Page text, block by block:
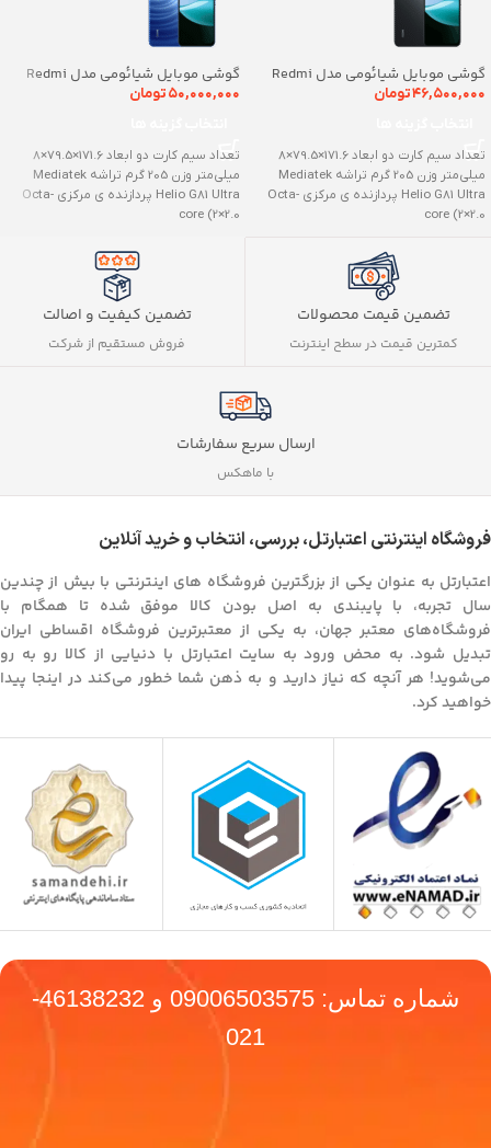
گوشی موبایل شیائومی مدل Redmi
۴۶,۵۰۰,۰۰۰تومان
تعداد سیم کارت دو ابعاد 171.6×79.5×8
میلی‌متر وزن 205 گرم تراشه Mediatek
Helio G81 Ultra پردازنده ‌ی مرکزی Octa-
core (2×2.0
گوشی موبایل شیائومی مدل Redmi
۵۰,۰۰۰,۰۰۰تومان
تعداد سیم کارت دو ابعاد 171.6×79.5×8
میلی‌متر وزن 205 گرم تراشه Mediatek
Helio G81 Ultra پردازنده ‌ی مرکزی Octa-
core (2×2.0
تضمین قیمت محصولات
کمترین قیمت در سطح اینترنت
تضمین کیفیت و اصالت
فروش مستقیم از شرکت
ارسال سریع سفارشات
با ماهکس
فروشگاه اینترنتی اعتبارتل، بررسی، انتخاب و خرید آنلاین
اعتبارتل به عنوان یکی از بزرگترین فروشگاه های اینترنتی با بیش از چندین
سال تجربه، با پایبندی به اصل بودن کالا موفق شده تا همگام با
فروشگاه‌های معتبر جهان، به یکی از معتبرترین فروشگاه اقساطی ایران
تبدیل شود. به محض ورود به سایت اعتبارتل با دنیایی از کالا رو به رو
می‌شوید! هر آنچه که نیاز دارید و به ذهن شما خطور می‌کند در اینجا پیدا
خواهید کرد.
شماره تماس: 09006503575 و
46138232-
021